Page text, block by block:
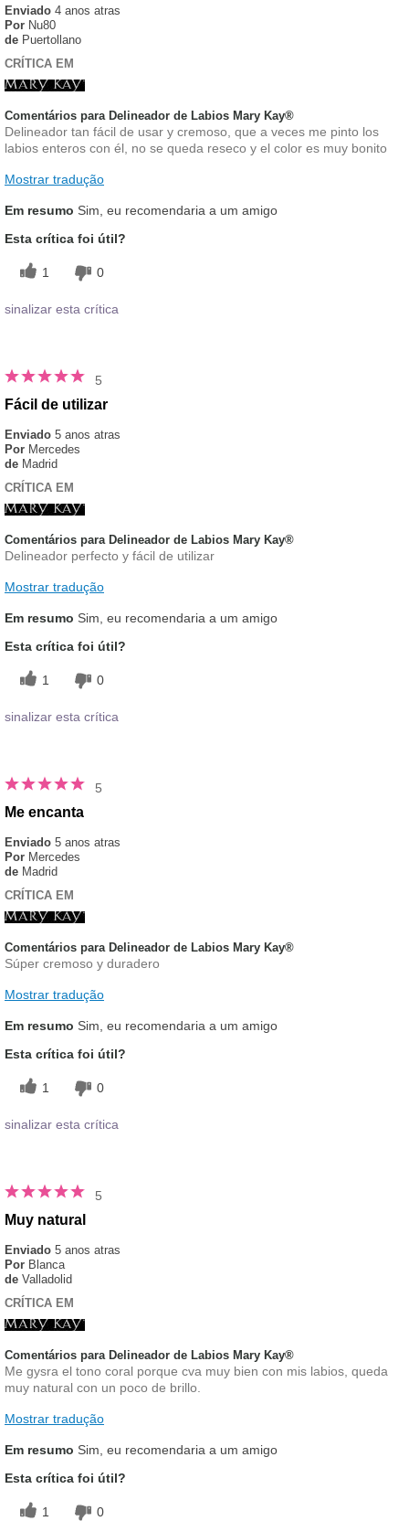
Enviado 4 anos atras
Por Nu80
de Puertollano
CRÍTICA EM
Comentários para Delineador de Labios Mary Kay®
Delineador tan fácil de usar y cremoso, que a veces me pinto los
labios enteros con él, no se queda reseco y el color es muy bonito
Mostrar tradução
Em resumo Sim, eu recomendaria a um amigo
Esta crítica foi útil?
1 0
sinalizar esta crítica
5
Fácil de utilizar
Enviado 5 anos atras
Por Mercedes
de Madrid
CRÍTICA EM
Comentários para Delineador de Labios Mary Kay®
Delineador perfecto y fácil de utilizar
Mostrar tradução
Em resumo Sim, eu recomendaria a um amigo
Esta crítica foi útil?
1 0
sinalizar esta crítica
5
Me encanta
Enviado 5 anos atras
Por Mercedes
de Madrid
CRÍTICA EM
Comentários para Delineador de Labios Mary Kay®
Súper cremoso y duradero
Mostrar tradução
Em resumo Sim, eu recomendaria a um amigo
Esta crítica foi útil?
1 0
sinalizar esta crítica
5
Muy natural
Enviado 5 anos atras
Por Blanca
de Valladolid
CRÍTICA EM
Comentários para Delineador de Labios Mary Kay®
Me gysra el tono coral porque cva muy bien con mis labios, queda
muy natural con un poco de brillo.
Mostrar tradução
Em resumo Sim, eu recomendaria a um amigo
Esta crítica foi útil?
1 0